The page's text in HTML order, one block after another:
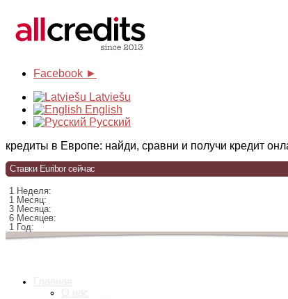
Facebook ►
Latviešu
English
Русский
кредиты в Европе: найди, сравни и получи кредит
Ставки Euribor сейчас
1 Неделя:
1 Месяц:
3 Месяца:
6 Месяцев:
1 Год: